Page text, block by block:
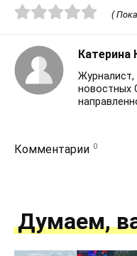
(
Катерина
Журналист,
новостных
Комментарии 0
Думаем,